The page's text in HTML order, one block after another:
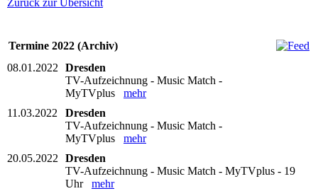
Zurück zur Übersicht
Termine 2022 (Archiv)
08.01.2022
Dresden
TV-Aufzeichnung - Music Match -
MyTVplus mehr
11.03.2022
Dresden
TV-Aufzeichnung - Music Match -
MyTVplus mehr
20.05.2022
Dresden
TV-Aufzeichnung - Music Match - MyTVplus - 19
Uhr mehr